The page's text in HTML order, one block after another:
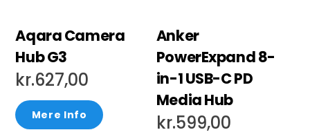
Aqara Camera
Hub G3
kr.627,00
Mere Info
Anker
PowerExpand 8-
in-1 USB-C PD
Media Hub
kr.599,00